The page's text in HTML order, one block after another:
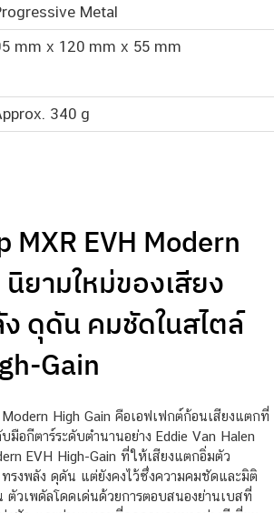
Metal
mm x 120 mm x 55 mm
340 g
MXR EVH Modern
ยามใหม่ของเสียง
ดุดัน คมชัดในสไตล์
Gain
High Gain คือเอฟเฟกต์ก้อนเสียงแตกที่
อกีตาร์ระดับตำนานอย่าง Eddie Van Halen
EVH High-Gain ที่ให้เสียงแตกอิ่มตัว
รงพลัง ดุดัน แต่ยังคงไว้ซึ่งความคมชัดและมิติ
ตัวเพดัลโดดเด่นด้วยการตอบสนองย่านเบสที่